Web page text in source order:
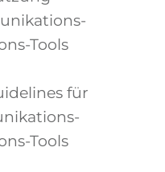
Tools
für
Tools